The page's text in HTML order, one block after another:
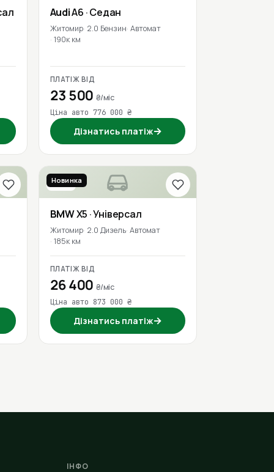
AudiA6 · Седан
Житомир 2.0 Бензин Автомат
190к км
ПЛАТІЖ ВІД
23 500 ₴/міс
Ціна авто 776 000 ₴
Дізнатись платіж→
2016
Новинка
BMWX5 · Універсал
Житомир 2.0 Дизель Автомат
185к км
ПЛАТІЖ ВІД
26 400 ₴/міс
Ціна авто 873 000 ₴
Дізнатись платіж→
ІНФО